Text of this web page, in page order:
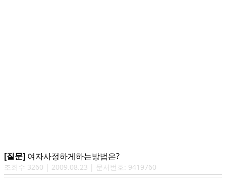
[질문] 여자사정하게하는방법은?
조회수 3260 | 2009.08.23 | 문서번호: 9419760